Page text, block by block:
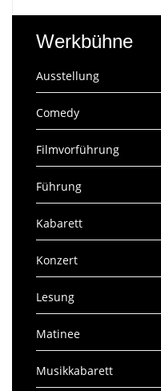
Werkbühne
Ausstellung
Comedy
Filmvorführung
Führung
Kabarett
Konzert
Lesung
Matinee
Musikkabarett